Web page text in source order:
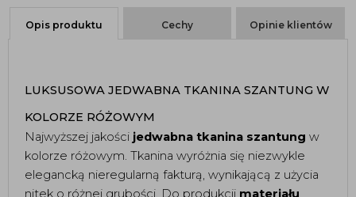
Opis produktu Cechy Opinie klientów
LUKSUSOWA JEDWABNA TKANINA SZANTUNG W
KOLORZE RÓŻOWYM
Najwyższej jakości jedwabna tkanina szantung w
kolorze różowym. Tkanina wyróżnia się niezwykle
elegancką nieregularną fakturą, wynikającą z użycia
nitek o różnej grubości. Do produkcji materiału